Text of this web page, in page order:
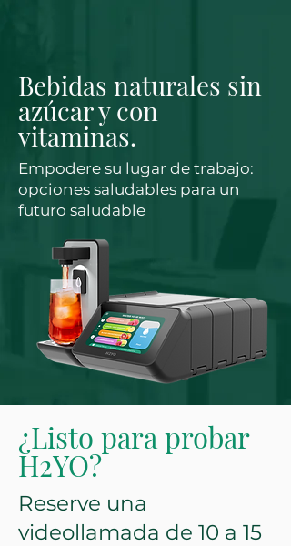
Bebidas naturales sin
azúcar y con
vitaminas.
Empodere su lugar de trabajo:
opciones saludables para un
futuro saludable
¿Listo para probar
H2YO?
Reserve una
videollamada de 10 a 15